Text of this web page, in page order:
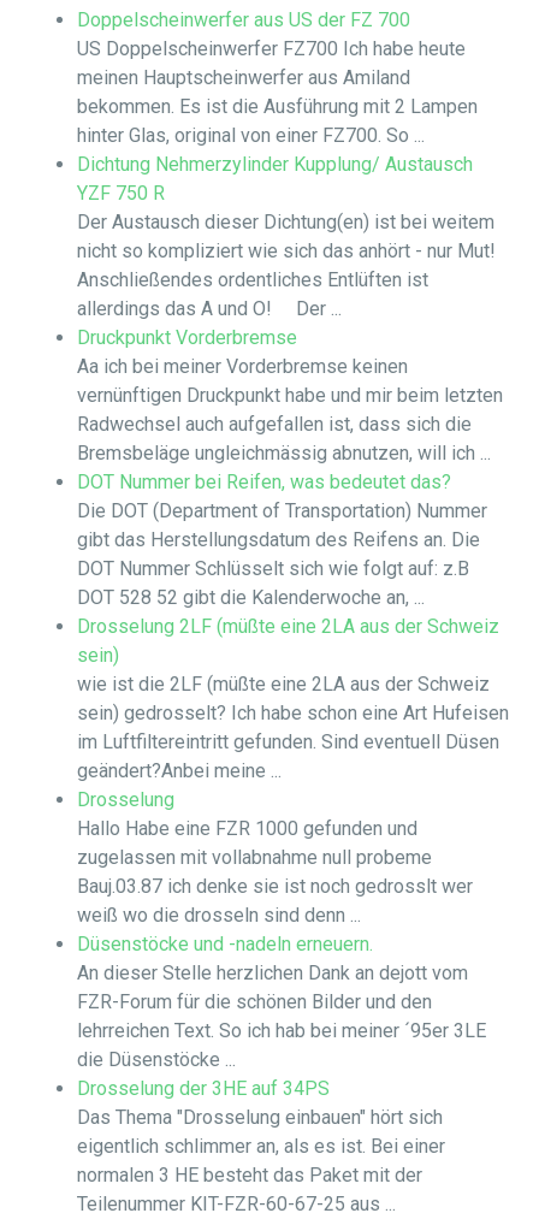
Doppelscheinwerfer aus US der FZ 700
US Doppelscheinwerfer FZ700 Ich habe heute
meinen Hauptscheinwerfer aus Amiland
bekommen. Es ist die Ausführung mit 2 Lampen
hinter Glas, original von einer FZ700. So ...
Dichtung Nehmerzylinder Kupplung/ Austausch
YZF 750 R
Der Austausch dieser Dichtung(en) ist bei weitem
nicht so kompliziert wie sich das anhört - nur Mut!
Anschließendes ordentliches Entlüften ist
allerdings das A und O! Der ...
Druckpunkt Vorderbremse
Aa ich bei meiner Vorderbremse keinen
vernünftigen Druckpunkt habe und mir beim letzten
Radwechsel auch aufgefallen ist, dass sich die
Bremsbeläge ungleichmässig abnutzen, will ich ...
DOT Nummer bei Reifen, was bedeutet das?
Die DOT (Department of Transportation) Nummer
gibt das Herstellungsdatum des Reifens an. Die
DOT Nummer Schlüsselt sich wie folgt auf: z.B
DOT 528 52 gibt die Kalenderwoche an, ...
Drosselung 2LF (müßte eine 2LA aus der Schweiz
sein)
wie ist die 2LF (müßte eine 2LA aus der Schweiz
sein) gedrosselt? Ich habe schon eine Art Hufeisen
im Luftfiltereintritt gefunden. Sind eventuell Düsen
geändert?Anbei meine ...
Drosselung
Hallo Habe eine FZR 1000 gefunden und
zugelassen mit vollabnahme null probeme
Bauj.03.87 ich denke sie ist noch gedrosslt wer
weiß wo die drosseln sind denn ...
Düsenstöcke und -nadeln erneuern.
An dieser Stelle herzlichen Dank an dejott vom
FZR-Forum für die schönen Bilder und den
lehrreichen Text. So ich hab bei meiner ´95er 3LE
die Düsenstöcke ...
Drosselung der 3HE auf 34PS
Das Thema "Drosselung einbauen" hört sich
eigentlich schlimmer an, als es ist. Bei einer
normalen 3 HE besteht das Paket mit der
Teilenummer KIT-FZR-60-67-25 aus ...